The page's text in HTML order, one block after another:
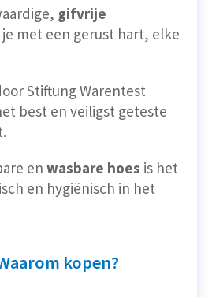
gifvrije
je met een gerust hart, elke
Stiftung Warentest
best en veiligst geteste
en wasbare hoes is het
en hygiënisch in het
kopen?